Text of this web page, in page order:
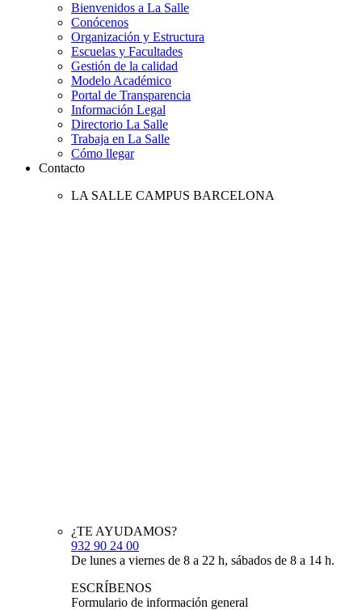
Bienvenidos a La Salle
Conócenos
Organización y Estructura
Escuelas y Facultades
Gestión de la calidad
Modelo Académico
Portal de Transparencia
Información Legal
Directorio La Salle
Trabaja en La Salle
Cómo llegar
Contacto
LA SALLE CAMPUS BARCELONA
¿TE AYUDAMOS?
932 90 24 00
De lunes a viernes de 8 a 22 h, sábados de 8 a 14 h.
ESCRÍBENOS
Formulario de información general